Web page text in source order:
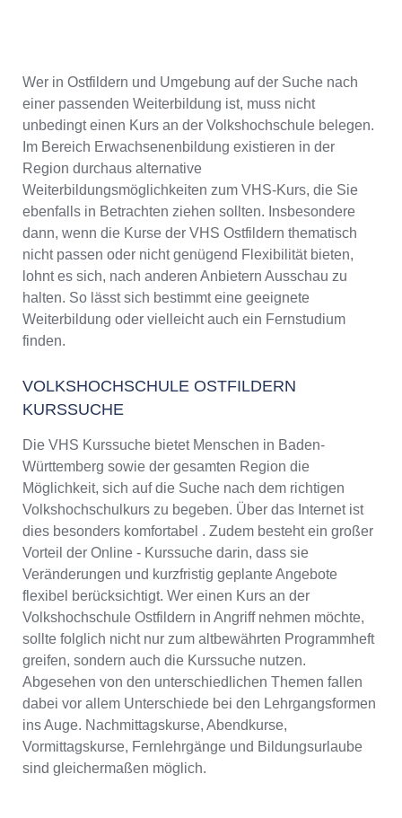
Wer in Ostfildern und Umgebung auf der Suche nach
einer passenden Weiterbildung ist, muss nicht
unbedingt einen Kurs an der Volkshochschule belegen.
Im Bereich Erwachsenenbildung existieren in der
Region durchaus alternative
Weiterbildungsmöglichkeiten zum VHS-Kurs, die Sie
ebenfalls in Betrachten ziehen sollten. Insbesondere
dann, wenn die Kurse der VHS Ostfildern thematisch
nicht passen oder nicht genügend Flexibilität bieten,
lohnt es sich, nach anderen Anbietern Ausschau zu
halten. So lässt sich bestimmt eine geeignete
Weiterbildung oder vielleicht auch ein Fernstudium
finden.
VOLKSHOCHSCHULE OSTFILDERN
KURSSUCHE
Die VHS Kurssuche bietet Menschen in Baden-
Württemberg sowie der gesamten Region die
Möglichkeit, sich auf die Suche nach dem richtigen
Volkshochschulkurs zu begeben. Über das Internet ist
dies besonders komfortabel . Zudem besteht ein großer
Vorteil der Online - Kurssuche darin, dass sie
Veränderungen und kurzfristig geplante Angebote
flexibel berücksichtigt. Wer einen Kurs an der
Volkshochschule Ostfildern in Angriff nehmen möchte,
sollte folglich nicht nur zum altbewährten Programmheft
greifen, sondern auch die Kurssuche nutzen.
Abgesehen von den unterschiedlichen Themen fallen
dabei vor allem Unterschiede bei den Lehrgangsformen
ins Auge. Nachmittagskurse, Abendkurse,
Vormittagskurse, Fernlehrgänge und Bildungsurlaube
sind gleichermaßen möglich.